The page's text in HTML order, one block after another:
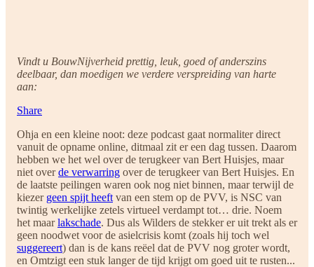
Vindt u BouwNijverheid prettig, leuk, goed of anderszins
deelbaar, dan moedigen we verdere verspreiding van harte
aan:
Share
Ohja en een kleine noot: deze podcast gaat normaliter direct
vanuit de opname online, ditmaal zit er een dag tussen. Daarom
hebben we het wel over de terugkeer van Bert Huisjes, maar
niet overde verwarring over de terugkeer van Bert Huisjes. En
de laatste peilingen waren ook nog niet binnen, maar terwijl de
kiezer geen spijt heeft van een stem op de PVV, is NSC van
twintig werkelijke zetels virtueel verdampt tot… drie. Noem
het maarlakschade. Dus als Wilders de stekker er uit trekt als er
geen noodwet voor de asielcrisis komt (zoals hij toch wel
suggereert) dan is de kans reëel dat de PVV nog groter wordt,
en Omtzigt een stuk langer de tijd krijgt om goed uit te rusten...